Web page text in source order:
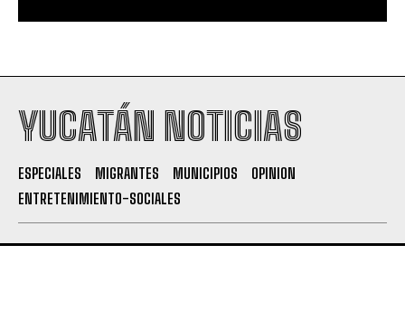
YUCATÁN NOTICIAS
ESPECIALES MIGRANTES MUNICIPIOS
OPINION
ENTRETENIMIENTO-SOCIALES